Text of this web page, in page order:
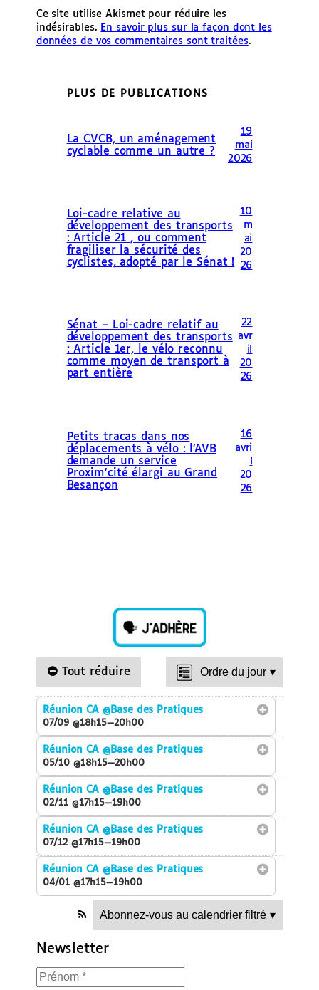
Ce site utilise Akismet pour réduire les
indésirables. En savoir plus sur la façon dont les
données de vos commentaires sont traitées.
PLUS DE PUBLICATIONS
La CVCB, un aménagement
cyclable comme un autre ?
19
mai
2026
Loi-cadre relative au
développement des transports
: Article 21 , ou comment
fragiliser la sécurité des
cyclistes, adopté par le Sénat !
10
m
ai
20
26
Sénat – Loi-cadre relatif au
développement des transports
: Article 1er, le vélo reconnu
comme moyen de transport à
part entière
22
avr
il
20
26
Petits tracas dans nos
déplacements à vélo : l’AVB
demande un service
Proxim’cité élargi au Grand
Besançon
16
avri
20
26
Tout réduire Ordre du jour ▾
Réunion CA@Base des Pratiques
07/09 @18h15—20h00
Réunion CA@Base des Pratiques
05/10 @18h15—20h00
Réunion CA@Base des Pratiques
02/11 @17h15—19h00
Réunion CA@Base des Pratiques
07/12 @17h15—19h00
Réunion CA@Base des Pratiques
04/01 @17h15—19h00
Abonnez-vous au calendrier filtré ▾
Newsletter